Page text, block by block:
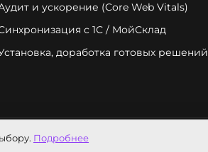
и ускорение (Core Web Vitals)
с 1С / МойСклад
доработка готовых решений
Подробнее